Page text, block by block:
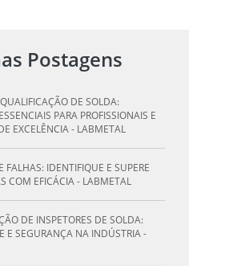
Postagens
DE SOLDA:
PARA PROFISSIONAIS E
EXCELÊNCIA - LABMETAL
FALHAS: IDENTIFIQUE E SUPERE
COM EFICÁCIA - LABMETAL
DE INSPETORES DE SOLDA:
E SEGURANÇA NA INDÚSTRIA -